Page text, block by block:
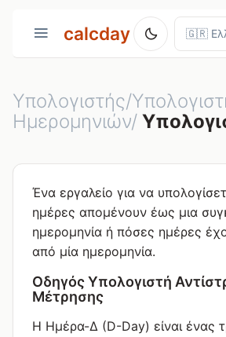
calcday
Υπολογιστής/
Ημερομηνιών/
Ένα εργαλείο για να
ημέρες απομένουν έως μια
ημερομηνία ή πόσες ημέρες
από μία ημερομηνία.
Οδηγός Υπολογιστή
Μέτρησης
Η Ημέρα-Δ (D-Day) είναι ένας